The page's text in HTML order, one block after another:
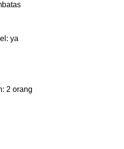
уа
2 оrаng